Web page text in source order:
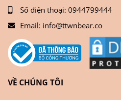
Số điện thoại: 0944799444
Email: info@ttwnbear.co
VỀ CHÚNG TÔI